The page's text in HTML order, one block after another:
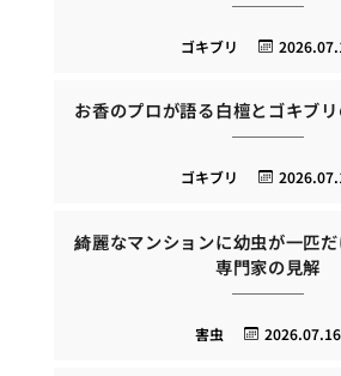
ゴキブリ
お香のプロが語る白檀とゴキブ
ゴキブリ
綺麗なマンションに幼虫が一匹
専門家の見解
2026.07.16
害虫